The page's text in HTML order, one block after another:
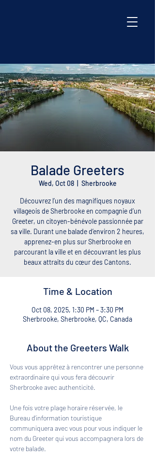
Balade Greeters
Wed, Oct 08
  |
Sherbrooke
Découvrez l’un des magnifiques noyaux
villageois de Sherbrooke en compagnie d’un
Greeter, un citoyen-bénévole passionnée par
sa ville. Durant une balade d’environ 2 heures,
apprenez-en plus sur Sherbrooke en
parcourant la ville et en découvrant les plus
beaux attraits du cœur des Cantons.
Time & Location
Oct 08, 2025, 1:30 PM – 3:30 PM
Sherbrooke, Sherbrooke, QC, Canada
About the Greeters Walk
Vous vous apprêtez à rencontrer une personne
extraordinaire qui vous fera découvrir
Sherbrooke avec authenticité.
Une fois votre plage horaire réservée, le
Bureau d'information touristique
communiquera avec vous pour vous indiquer le
nom du Greeter qui vous accompagnera lors de
votre balade.